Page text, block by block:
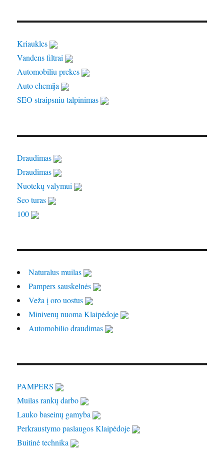
Kriaukles
Vandens filtrai
Automobiliu prekes
Auto chemija
SEO straipsniu talpinimas
Draudimas
Draudimas
Nuotekų valymui
Seo turas
100
Naturalus muilas
Pampers sauskelnės
Veža į oro uostus
Minivenų nuoma Klaipėdoje
Automobilio draudimas
PAMPERS
Muilas rankų darbo
Lauko baseinų gamyba
Perkraustymo paslaugos Klaipėdoje
Buitinė technika